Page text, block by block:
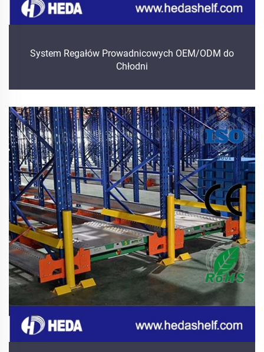
System Regałów Prowadnicowych OEM/ODM do
Chłodni